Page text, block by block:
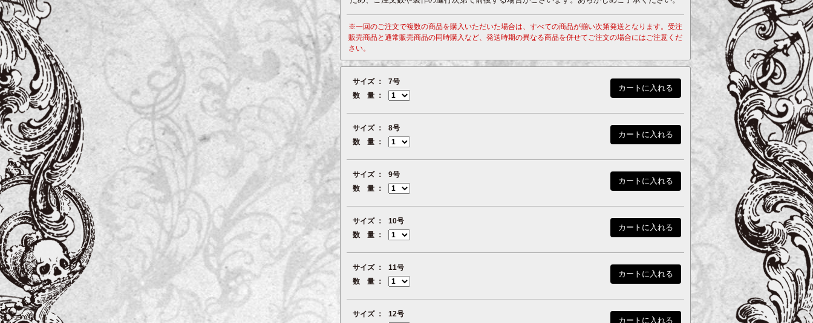
※一回のご注文で複数の商品を購入いただいた場合は、すべての商品が揃い次第発送となります。受注
販売商品と通常販売商品の同時購入など、発送時期の異なる商品を併せてご注文の場合にはご注意くだ
さい。
サイズ
7号
数 量
サイズ
8号
数 量
サイズ
9号
数 量
サイズ
10号
数 量
サイズ
11号
数 量
サイズ
12号